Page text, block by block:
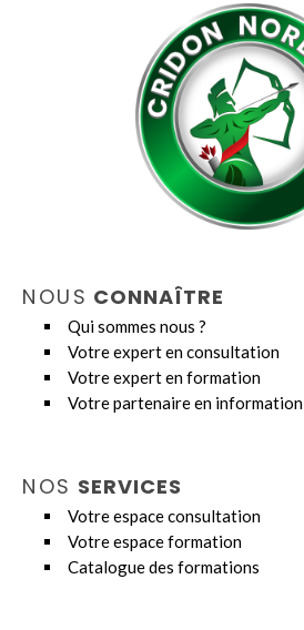
NOUS CONNAÎTRE
Qui sommes nous ?
Votre expert en consultation
Votre expert en formation
Votre partenaire en information
NOS SERVICES
Votre espace consultation
Votre espace formation
Catalogue des formations